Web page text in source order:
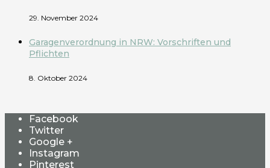
29. November 2024
Garagenverordnung in NRW: Vorschriften und
Pflichten
8. Oktober 2024
Facebook
Twitter
Google +
Instagram
Pinterest